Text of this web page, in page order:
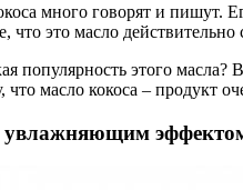
много говорят и пишут.
что это масло
популярность этого
масло кокоса – продукт
увлажняющим